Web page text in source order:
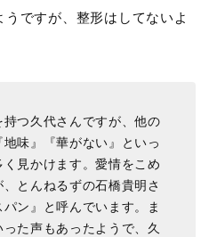
ですが、整形はしてないよ
持つ久代さんですが、他の
味』『華がない』といっ
見かけます。愛情をこめ
とんねるずの石橋貴明さ
ン』と呼んでいます。ま
た声もあったようで、久